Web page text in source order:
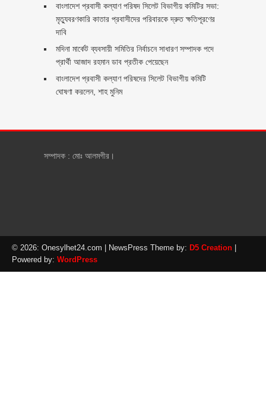
বাংলাদেশ প্রবাসী কল্যাণ পরিষদ সিলেট বিভাগীয় কমিটির সভা:
মৃত্যুবরণকারি কাতার প্রবাসীদের পরিবারকে দ্রুত ক্ষতিপূরণের
দাবি
মদিনা মার্কেট ব্যবসায়ী সমিতির নির্বাচনে সাধারণ সম্পাদক পদে
প্রার্থী আজাদ রহমান ডাব প্রতীক পেয়েছেন ‎
‎বাংলাদেশ প্রবাসী কল্যাণ পরিষদের সিলেট বিভাগীয় কমিটি
ঘোষণা করলেন, শাহ মুনিম
সম্পাদক : মোঃ আলমগীর।
© 2026: Onesylhet24.com | NewsPress Theme by: D5 Creation
Powered by: WordPress